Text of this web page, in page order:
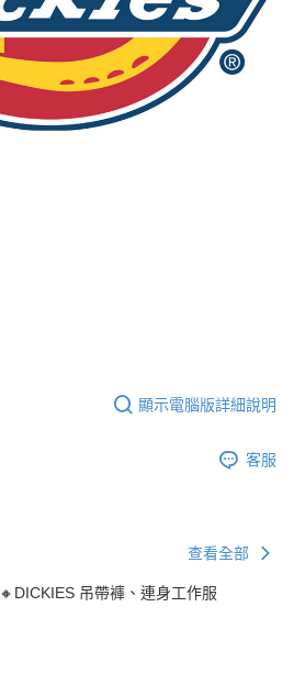
顯示電腦版詳細說明
客服
查看全部
🔸DICKIES 吊帶褲、連身工作服